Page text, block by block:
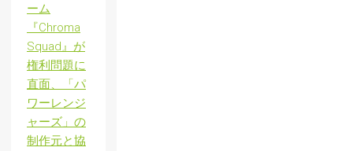
ーム
『Chroma
Squad』が
権利問題に
直面、「パ
ワーレンジ
ャーズ」の
制作元と協